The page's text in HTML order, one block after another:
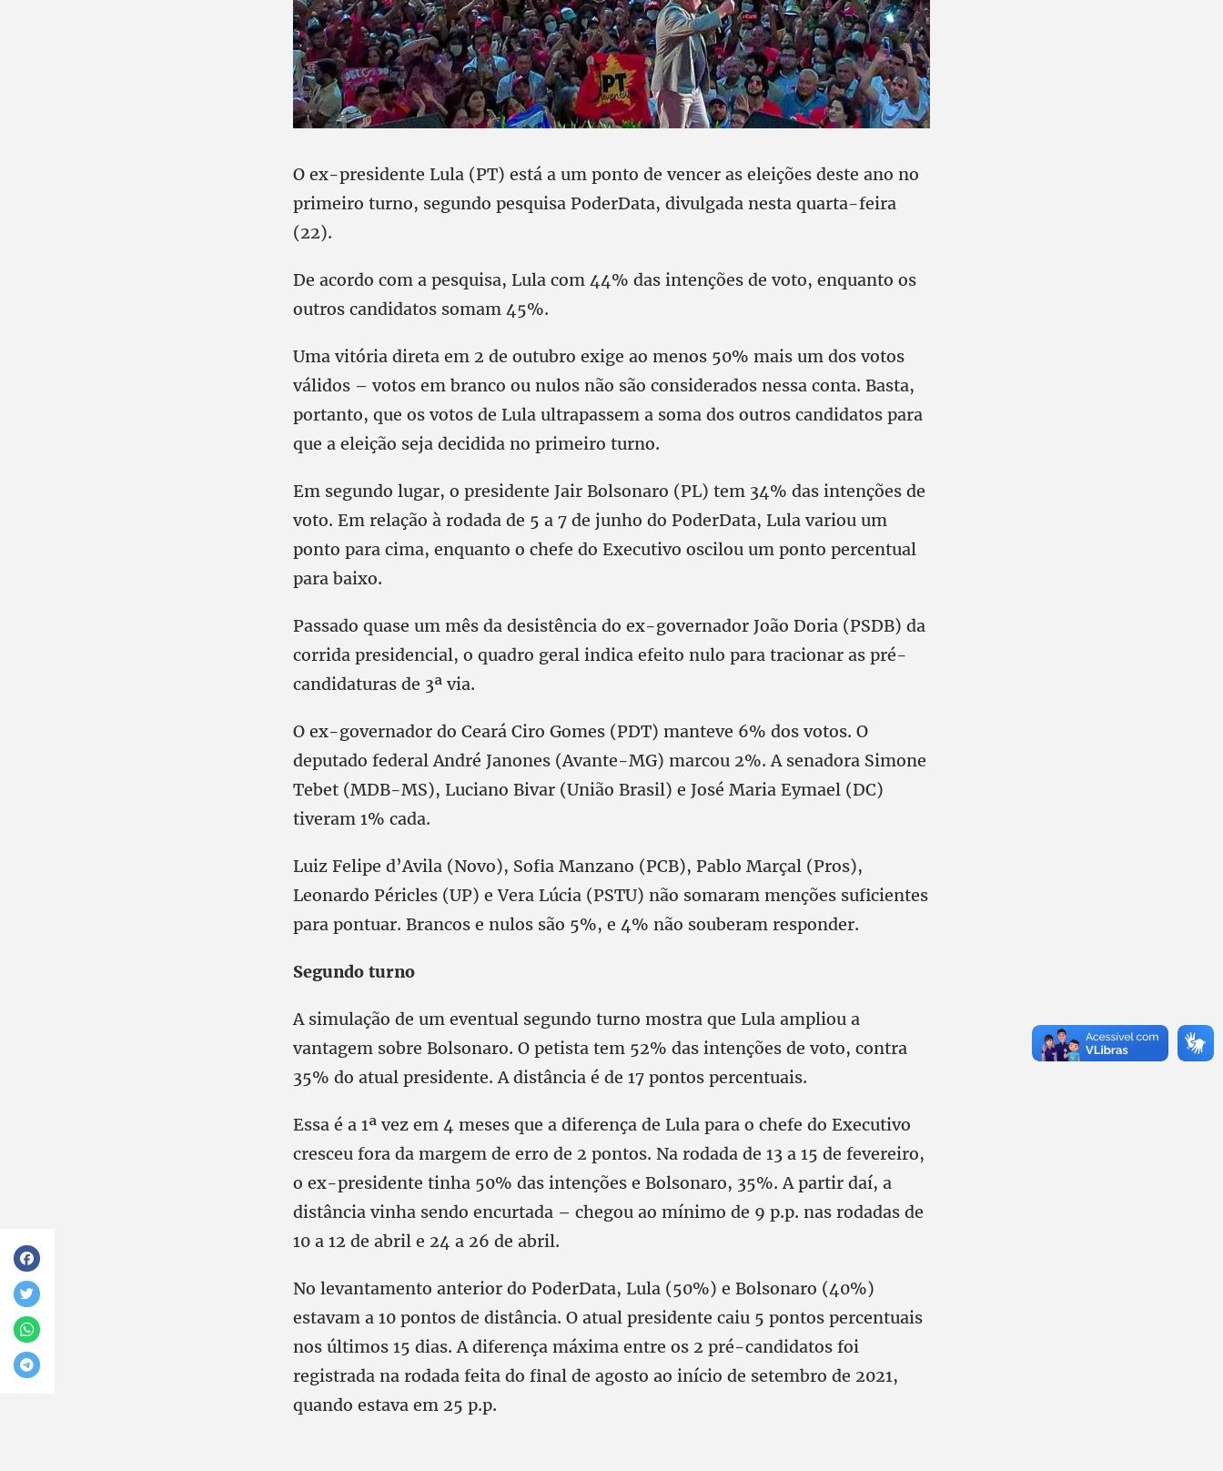
O ex-presidente Lula (PT) está a um ponto de vencer as eleições deste ano no
primeiro turno, segundo pesquisa PoderData, divulgada nesta quarta-feira
(22).
De acordo com a pesquisa, Lula com 44% das intenções de voto, enquanto os
outros candidatos somam 45%.
Uma vitória direta em 2 de outubro exige ao menos 50% mais um dos votos
válidos – votos em branco ou nulos não são considerados nessa conta. Basta,
portanto, que os votos de Lula ultrapassem a soma dos outros candidatos para
que a eleição seja decidida no primeiro turno.
Em segundo lugar, o presidente Jair Bolsonaro (PL) tem 34% das intenções de
voto. Em relação à rodada de 5 a 7 de junho do PoderData, Lula variou um
ponto para cima, enquanto o chefe do Executivo oscilou um ponto percentual
para baixo.
Passado quase um mês da desistência do ex-governador João Doria (PSDB) da
corrida presidencial, o quadro geral indica efeito nulo para tracionar as pré-
candidaturas de 3ª via.
O ex-governador do Ceará Ciro Gomes (PDT) manteve 6% dos votos. O
deputado federal André Janones (Avante-MG) marcou 2%. A senadora Simone
Tebet (MDB-MS), Luciano Bivar (União Brasil) e José Maria Eymael (DC)
tiveram 1% cada.
Luiz Felipe d’Avila (Novo), Sofia Manzano (PCB), Pablo Marçal (Pros),
Leonardo Péricles (UP) e Vera Lúcia (PSTU) não somaram menções suficientes
para pontuar. Brancos e nulos são 5%, e 4% não souberam responder.
Segundo turno
A simulação de um eventual segundo turno mostra que Lula ampliou a
vantagem sobre Bolsonaro. O petista tem 52% das intenções de voto, contra
35% do atual presidente. A distância é de 17 pontos percentuais.
Essa é a 1ª vez em 4 meses que a diferença de Lula para o chefe do Executivo
cresceu fora da margem de erro de 2 pontos. Na rodada de 13 a 15 de fevereiro,
o ex-presidente tinha 50% das intenções e Bolsonaro, 35%. A partir daí, a
distância vinha sendo encurtada – chegou ao mínimo de 9 p.p. nas rodadas de
10 a 12 de abril e 24 a 26 de abril.
No levantamento anterior do PoderData, Lula (50%) e Bolsonaro (40%)
estavam a 10 pontos de distância. O atual presidente caiu 5 pontos percentuais
nos últimos 15 dias. A diferença máxima entre os 2 pré-candidatos foi
registrada na rodada feita do final de agosto ao início de setembro de 2021,
quando estava em 25 p.p.